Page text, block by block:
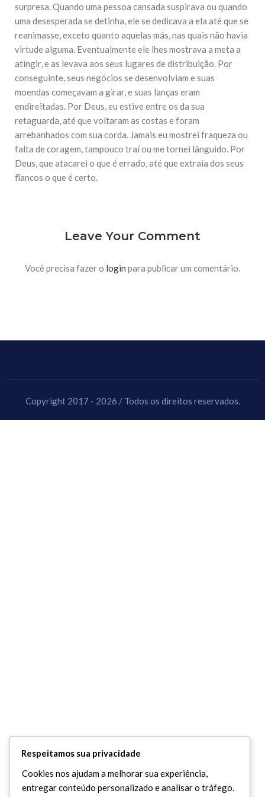
10 DE NOVEMBRO DE 2013
Falecimento do Imam Ali Ibn Al-Hussein
Em nome de Deus, o Clemente, o Misericordioso! Diante da
data em que relembramos o martírio do quarto Imam dos
muçulmanos, o Imam Ali Ibn Al-Hussein Ibn Ali Ibn Abi Táleb
(A.S.), conhecido por “Zein Al-Ábidin” (Formosura
NOTÍCIAS
3 DE JULHO DE 2014
Centro Islâmico no Brasil recebe o ex-
República Islâmica do Irã
Na noite da quinta-feira, 03 de Abril, o Centro Islâmico no
Brasil recebeu em sua sede, em São Paulo, o ex-ministro das
Relações Exteriores da República Islâmica do Irã, Sr. Kamal
surpresa. Quando uma pessoa cansada suspirava ou quando
uma desesperada se detinha, ele se dedicava a ela até que se
reanimasse, exceto quanto aquelas más, nas quais não havia
virtude alguma. Eventualmente ele lhes mostrava a meta a
atingir, e as levava aos seus lugares de distribuição. Por
conseguinte, seus negócios se desenvolviam e suas
moendas começavam a girar, e suas lanças eram
endireitadas. Por Deus, eu estive entre os da sua
retaguarda, até que voltaram as costas e foram
arrebanhados com sua corda. Jamais eu mostrei fraqueza ou
falta de coragem, tampouco traí ou me tornei lânguido. Por
Deus, que atacarei o que é errado, até que extraia dos seus
flancos o que é certo.
Leave Your Comment
Você precisa fazer o login para publicar um comentário.
Copyright 2017 - 2026 / Todos os direitos reservados.
Respeitamos sua privacidade
Cookies nos ajudam a melhorar sua experiência,
entregar conteúdo personalizado e analisar o tráfego.